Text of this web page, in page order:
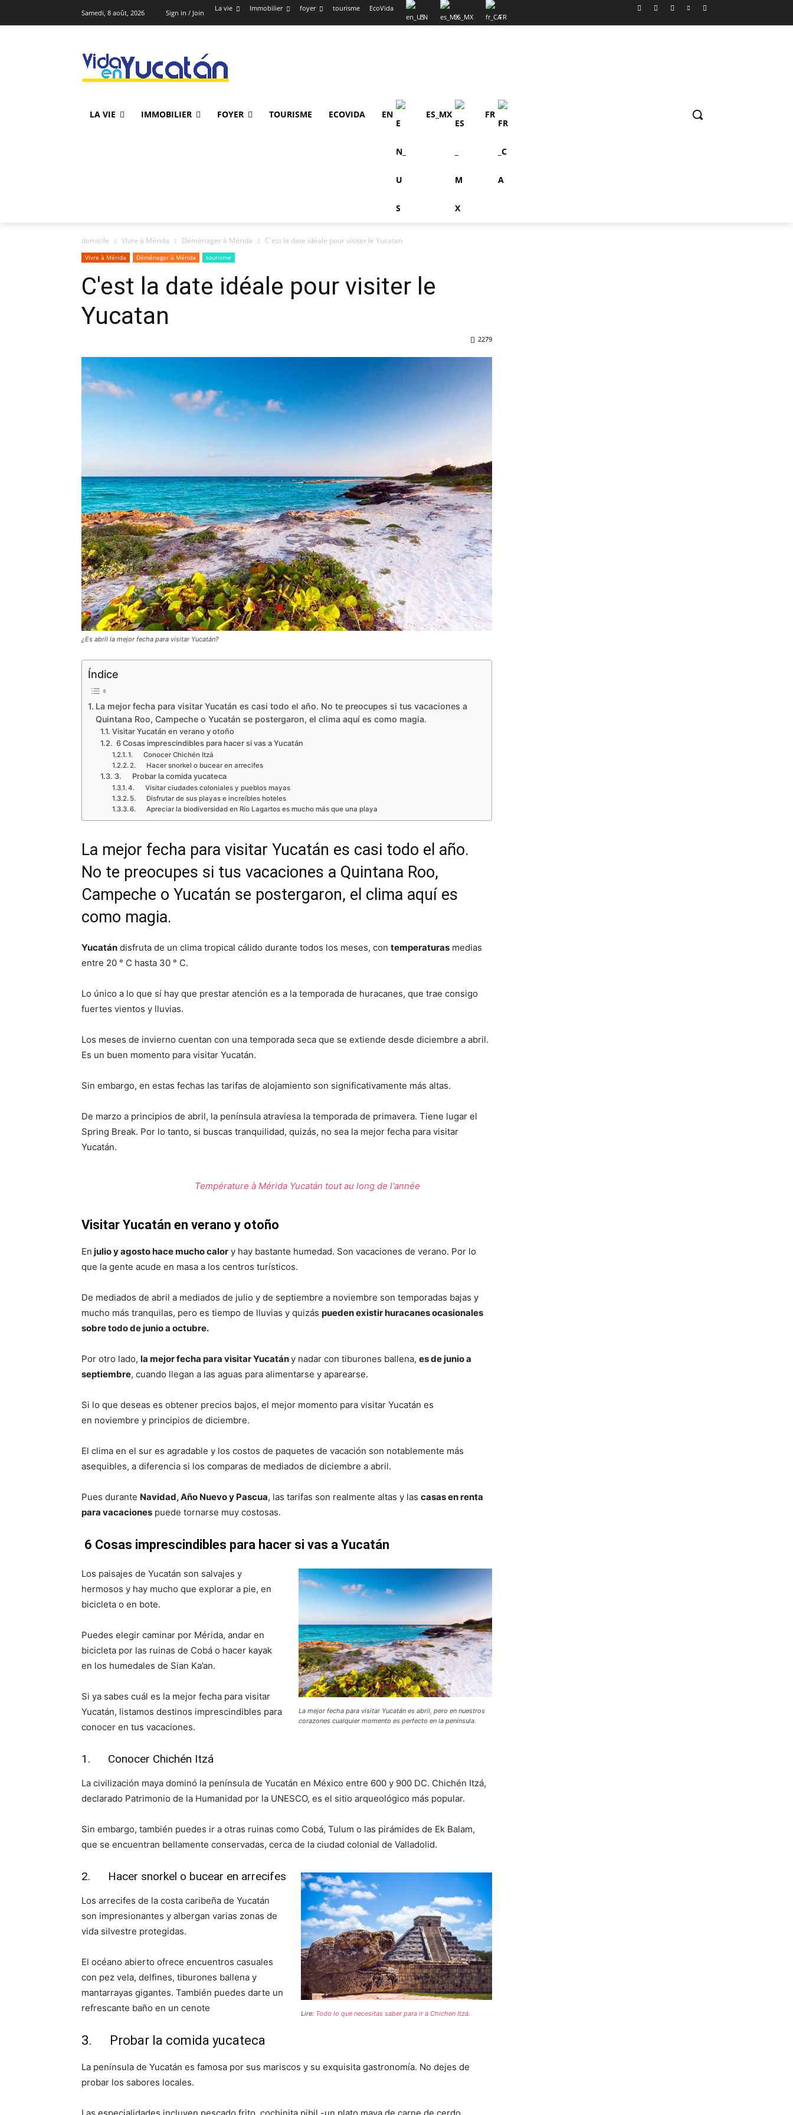
Samedi, 8 août, 2026 Sign in / Join La vie Immobilier foyer tourisme
EcoVida
EN
ES_MX FR
LA VIE IMMOBILIER FOYER TOURISME ECOVIDA EN ES_MX FR
domicile Vivre à Mérida Déménager à Mérida C'est la date idéale pour visiter le Yucatan
Vivre à Mérida Déménager à Mérida tourisme
C'est la date idéale pour visiter le
Yucatan
2279
¿Es abril la mejor fecha para visitar Yucatán?
Índice
La mejor fecha para visitar Yucatán es casi todo el año. No te preocupes si tus vacaciones a
Quintana Roo, Campeche o Yucatán se postergaron, el clima aquí es como magia.
Visitar Yucatán en verano y otoño
6 Cosas imprescindibles para hacer si vas a Yucatán
1. Conocer Chichén Itzá
2. Hacer snorkel o bucear en arrecifes
3. Probar la comida yucateca
4. Visitar ciudades coloniales y pueblos mayas
5. Disfrutar de sus playas e increíbles hoteles
6. Apreciar la biodiversidad en Río Lagartos es mucho más que una playa
La mejor fecha para visitar Yucatán es casi todo el año.
No te preocupes si tus vacaciones a Quintana Roo,
Campeche o Yucatán se postergaron, el clima aquí es
como magia.
Yucatán disfruta de un clima tropical cálido durante todos los meses, con temperaturas medias
entre 20 ° C hasta 30 ° C.
Lo único a lo que sí hay que prestar atención es a la temporada de huracanes, que trae consigo
fuertes vientos y lluvias.
Los meses de invierno cuentan con una temporada seca que se extiende desde diciembre a abril.
Es un buen momento para visitar Yucatán.
Sin embargo, en estas fechas las tarifas de alojamiento son significativamente más altas.
De marzo a principios de abril, la península atraviesa la temporada de primavera. Tiene lugar el
Spring Break. Por lo tanto, si buscas tranquilidad, quizás, no sea la mejor fecha para visitar
Yucatán.
Température à Mérida Yucatán tout au long de l'année
Visitar Yucatán en verano y otoño
En julio y agosto hace mucho calor y hay bastante humedad. Son vacaciones de verano. Por lo
que la gente acude en masa a los centros turísticos.
De mediados de abril a mediados de julio y de septiembre a noviembre son temporadas bajas y
mucho más tranquilas, pero es tiempo de lluvias y quizás pueden existir huracanes ocasionales
sobre todo de junio a octubre.
Por otro lado, la mejor fecha para visitar Yucatány nadar con tiburones ballena, es de junio a
septiembre, cuando llegan a las aguas para alimentarse y aparearse.
Si lo que deseas es obtener precios bajos, el mejor momento para visitar Yucatán es
en noviembre y principios de diciembre.
El clima en el sur es agradable y los costos de paquetes de vacación son notablemente más
asequibles, a diferencia si los comparas de mediados de diciembre a abril.
Pues durante Navidad, Año Nuevo y Pascua, las tarifas son realmente altas y las casas en renta
para vacaciones puede tornarse muy costosas.
6 Cosas imprescindibles para hacer si vas a Yucatán
La mejor fecha para visitar Yucatán es abril, pero en nuestros
corazones cualquier momento es perfecto en la península.
Los paisajes de Yucatán son salvajes y
hermosos y hay mucho que explorar a pie, en
bicicleta o en bote.
Puedes elegir caminar por Mérida, andar en
bicicleta por las ruinas de Cobá o hacer kayak
en los humedales de Sian Ka’an.
Si ya sabes cuál es la mejor fecha para visitar
Yucatán, listamos destinos imprescindibles para
conocer en tus vacaciones.
1. Conocer Chichén Itzá
La civilización maya dominó la península de Yucatán en México entre 600 y 900 DC. Chichén Itzá,
declarado Patrimonio de la Humanidad por la UNESCO, es el sitio arqueológico más popular.
Sin embargo, también puedes ir a otras ruinas como Cobá, Tulum o las pirámides de Ek Balam,
que se encuentran bellamente conservadas, cerca de la ciudad colonial de Valladolid.
Lire: Todo lo que necesitas saber para ir a Chichen Itzá.
2. Hacer snorkel o bucear en arrecifes
Los arrecifes de la costa caribeña de Yucatán
son impresionantes y albergan varias zonas de
vida silvestre protegidas.
El océano abierto ofrece encuentros casuales
con pez vela, delfines, tiburones ballena y
mantarrayas gigantes. También puedes darte un
refrescante baño en un cenote
3. Probar la comida yucateca
La península de Yucatán es famosa por sus mariscos y su exquisita gastronomía. No dejes de
probar los sabores locales.